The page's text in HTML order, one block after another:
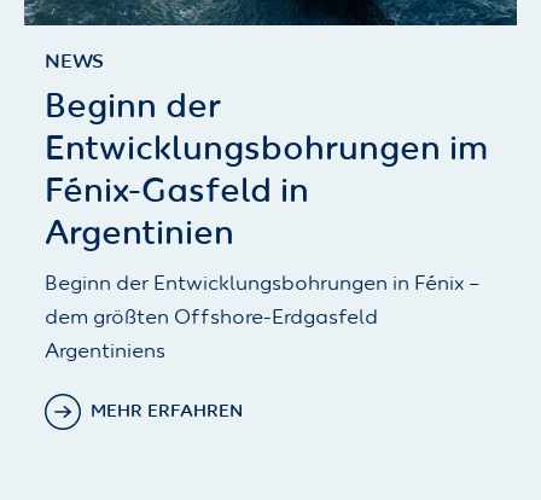
NEWS
Beginn der
Entwicklungsbohrungen im
Fénix-Gasfeld in
Argentinien
Beginn der Entwicklungsbohrungen in Fénix –
dem größten Offshore-Erdgasfeld
Argentiniens
MEHR ERFAHREN